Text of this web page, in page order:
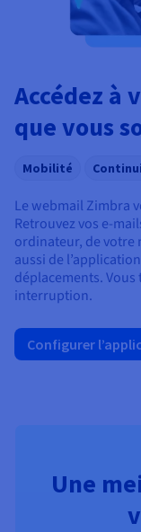
Accédez à
que vous
Mobilité
Le webmail Zimbra
Retrouvez vos e-
ordinateur, de votre
aussi de
déplacements.
interruption.
Configurer
Une